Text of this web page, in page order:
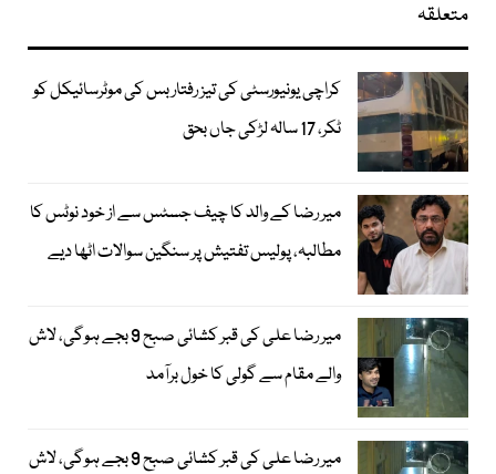
متعلقہ
کراچی یونیورسٹی کی تیز رفتار بس کی موٹرسائیکل کو
ٹکر، 17 سالہ لڑکی جاں بحق
میر رضا کے والد کا چیف جسٹس سے از خود نوٹس کا
مطالبہ، پولیس تفتیش پر سنگین سوالات اٹھا دیے
میر رضا علی کی قبر کشائی صبح 9 بجے ہوگی، لاش
والے مقام سے گولی کا خول برآمد
میر رضا علی کی قبر کشائی صبح 9 بجے ہوگی، لاش